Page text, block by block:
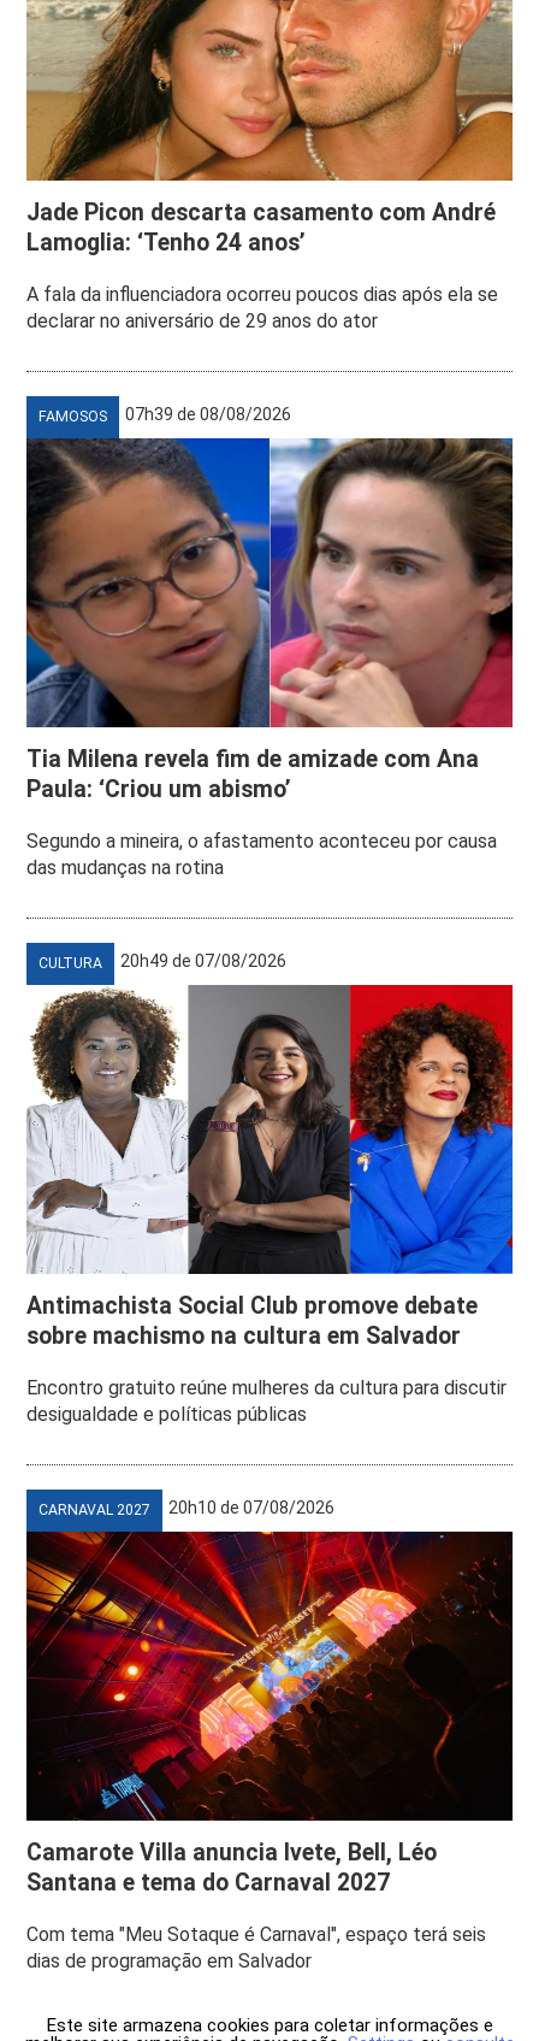
Jade Picon descarta casamento com André
Lamoglia: ‘Tenho 24 anos’
A fala da influenciadora ocorreu poucos dias após ela se
declarar no aniversário de 29 anos do ator
FAMOSOS 07h39 de 08/08/2026
Tia Milena revela fim de amizade com Ana
Paula: ‘Criou um abismo’
Segundo a mineira, o afastamento aconteceu por causa
das mudanças na rotina
CULTURA 20h49 de 07/08/2026
Antimachista Social Club promove debate
sobre machismo na cultura em Salvador
Encontro gratuito reúne mulheres da cultura para discutir
desigualdade e políticas públicas
CARNAVAL 2027 20h10 de 07/08/2026
Camarote Villa anuncia Ivete, Bell, Léo
Santana e tema do Carnaval 2027
Com tema "Meu Sotaque é Carnaval", espaço terá seis
dias de programação em Salvador
Este site armazena cookies para coletar informações e